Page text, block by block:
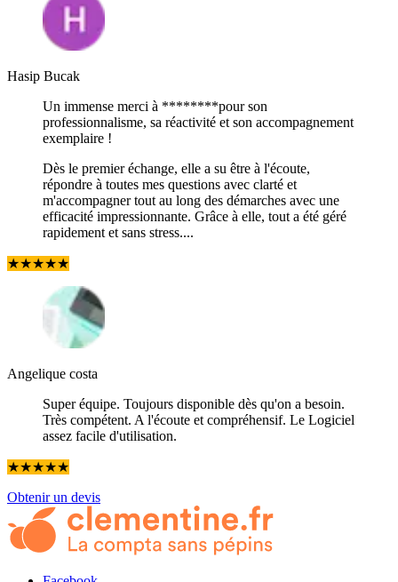
Hasip Bucak
Un immense merci à ********pour son
professionnalisme, sa réactivité et son accompagnement
exemplaire !
Dès le premier échange, elle a su être à l'écoute,
répondre à toutes mes questions avec clarté et
m'accompagner tout au long des démarches avec une
efficacité impressionnante. Grâce à elle, tout a été géré
rapidement et sans stress....
★★★★★
Angelique costa
Super équipe. Toujours disponible dès qu'on a besoin.
Très compétent. A l'écoute et compréhensif. Le Logiciel
assez facile d'utilisation.
★★★★★
Obtenir un devis